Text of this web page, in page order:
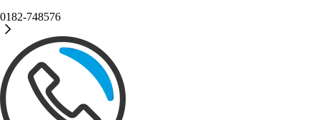
0182-748576